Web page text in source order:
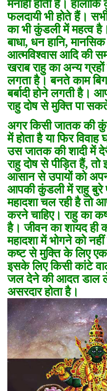
मनाही होती है। हालांकि
फलदायी भी होते हैं।
का भी कुंडली में महत्व
बाधा, धन हानि,मानसिक
आत्मविश्वास आदि की
खराब राहु का अन्य
लगता है। बनते काम
बर्बादी होने लगती है।
राहु दोष से मुक्ति पा
अगर किसी जातक की
में होता है या फिर विवाह
उस जातक की शादी में
राहु दोष से पीड़ित हैं,तो
आसान से उपायों को
आपकी कुंडली में राहु बुरे
महादशा चल रही है तो
करने चाहिए। राहु का
है। जीवन का शायद ही
महादशा में भोगने को
कष्ट से मुक्ति के लिए
इसके लिए किसी कांटे
जल देने की आदत डाल
असरदार होता है।